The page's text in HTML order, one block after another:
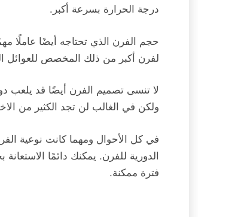
درجة الحرارة بسرعة أكبر.
حجم الفرن الذي تحتاجه أيضًا عاملًا
لفرن أكبر من ذلك المخصص للعوائل
لا تنسى تصميم الفرن أيضًا قد يلعب
ولكن في الغالب لن تجد الكثير من
في كل الأحوال ومهما كانت نوعية
الدورية للفرن. يمكنك دائمًا
فترة ممكنة.